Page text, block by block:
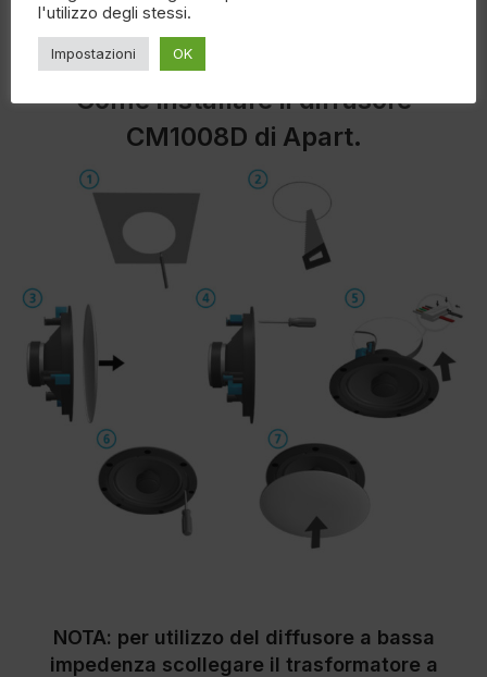
Come installare il diffusore
CM1008D di Apart.
NOTA: per utilizzo del diffusore a bassa
impedenza scollegare il trasformatore a
l'utilizzo degli stessi.
Impostazioni OK